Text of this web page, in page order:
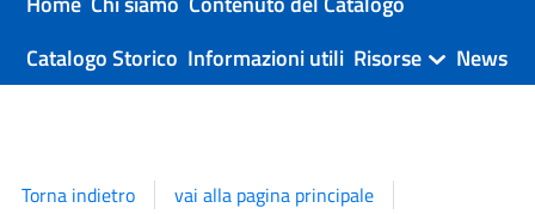
Catalogo Storico Informazioni utili Risorse News
Torna indietro vai alla pagina principale